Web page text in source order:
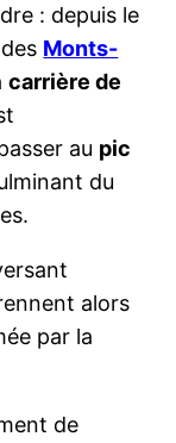
: depuis le
Monts-
carrière de
au pic
du
alors
par la
de